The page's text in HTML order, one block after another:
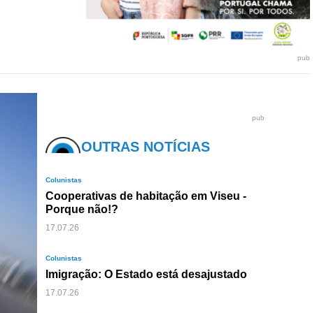
pub
pub
OUTRAS NOTÍCIAS
Colunistas
Cooperativas de habitação em Viseu -
Porque não!?
17.07.26
Colunistas
Imigração: O Estado está desajustado
17.07.26